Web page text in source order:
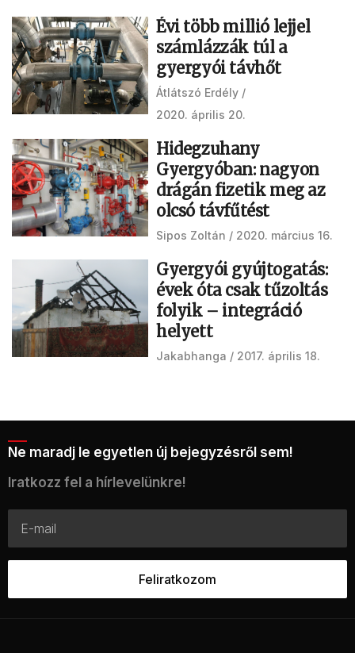
Évi több millió lejjel
számlázzák túl a
gyergyói távhőt
Átlátszó Erdély
2020. április 20.
Hidegzuhany
Gyergyóban: nagyon
drágán fizetik meg az
olcsó távfűtést
Sipos Zoltán 2020. március 16.
Gyergyói gyújtogatás:
évek óta csak tűzoltás
folyik – integráció
helyett
Jakabhanga 2017. április 18.
Ne maradj le egyetlen új bejegyzésről sem!
Iratkozz fel a hírlevelünkre!